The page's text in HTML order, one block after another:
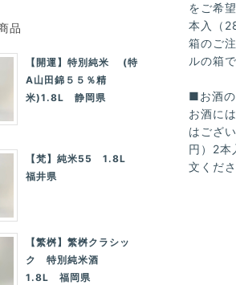
をご希
本入（
箱のご
ルの箱
■お酒
お酒に
はござ
円）2本
文くださ
品
【開運】特別純米 (特
A山田錦５５％精
米)1.8L 静岡県
【梵】純米55 1.8L
福井県
【繁桝】繁桝クラシッ
ク 特別純米酒
1.8L 福岡県